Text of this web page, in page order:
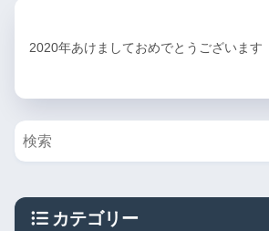
2020年あけましておめでとうございます
カテゴリー